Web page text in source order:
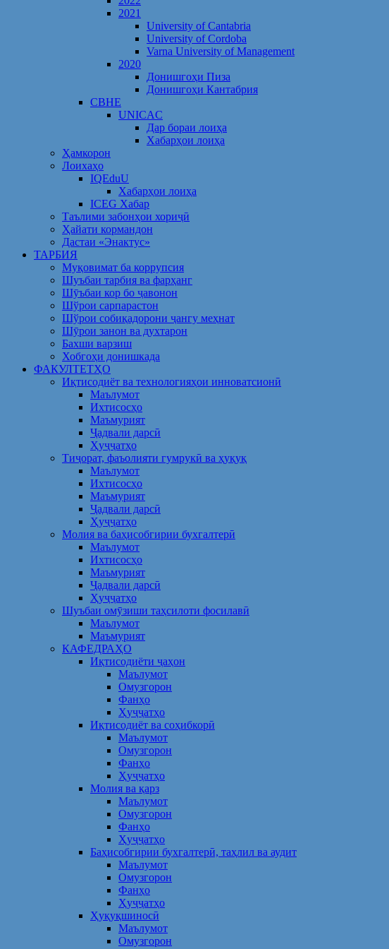
2021
University of Cantabria
University of Cordoba
Varna University of Management
2020
Донишгоҳи Пиза
Донишгоҳи Кантабрия
CBHE
UNICAC
Дар бораи лоиҳа
Хабарҳои лоиҳа
Ҳамкорон
Лоихаҳо
IQEduU
Хабарҳои лоиҳа
ICEG Хабар
Таълими забонҳои хориҷӣ
Ҳайати кормандон
Дастаи «Энактус»
ТАРБИЯ
Муқовимат ба коррупсия
Шуъбаи тарбия ва фарҳанг
Шӯъбаи кор бо ҷавонон
Шўрои сарпарастон
Шўрои собиқадорони ҷангу меҳнат
Шӯрои занон ва духтарон
Бахши варзиш
Хобгоҳи донишкада
ФАКУЛТЕТҲО
Иқтисодиёт ва технологияҳои инноватсионӣ
Маълумот
Ихтисосҳо
Маъмурият
Ҷадвали дарсӣ
Ҳуҷҷатҳо
Тиҷорат, фаъолияти гумрукӣ ва ҳуқуқ
Маълумот
Ихтисосҳо
Маъмурият
Ҷадвали дарсӣ
Ҳуҷҷатҳо
Молия ва баҳисобгирии бухгалтерӣ
Маълумот
Ихтисосҳо
Маъмурият
Ҷадвали дарсӣ
Ҳуҷҷатҳо
Шуъбаи омӯзиши таҳсилоти фосилавӣ
Маълумот
Маъмурият
КАФЕДРАҲО
Иқтисодиёти ҷаҳон
Маълумот
Омузгорон
Фанҳо
Ҳуҷҷатҳо
Иқтисодиёт ва соҳибкорӣ
Маълумот
Омузгорон
Фанҳо
Ҳуҷҷатҳо
Молия ва қарз
Маълумот
Омузгорон
Фанҳо
Ҳуҷҷатҳо
Баҳисобгирии бухгалтерӣ, таҳлил ва аудит
Маълумот
Омузгорон
Фанҳо
Ҳуҷҷатҳо
Ҳуқуқшиносӣ
Маълумот
Омузгорон